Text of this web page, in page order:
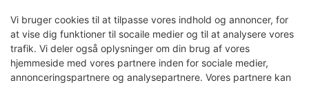
Vi bruger cookies til at tilpasse vores indhold og annoncer, for
at vise dig funktioner til socaile medier og til at analysere vores
trafik. Vi deler også oplysninger om din brug af vores
hjemmeside med vores partnere inden for sociale medier,
annonceringspartnere og analysepartnere. Vores partnere kan